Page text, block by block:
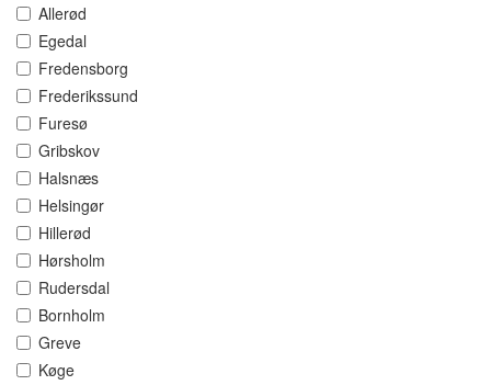
Allerød
Egedal
Fredensborg
Frederikssund
Furesø
Gribskov
Halsnæs
Helsingør
Hillerød
Hørsholm
Rudersdal
Bornholm
Greve
Køge